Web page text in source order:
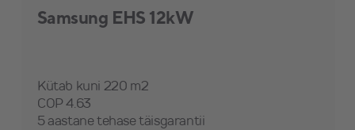
Samsung EHS 12kW
Kütab kuni 220 m2
COP 4.63
5 aastane tehase täisgarantii